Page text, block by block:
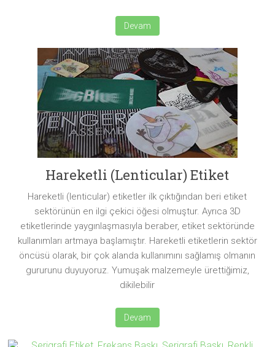
Devam
Hareketli (Lenticular) Etiket
Hareketli (lenticular) etiketler ilk çıktığından beri etiket
sektörünün en ilgi çekici öğesi olmuştur. Ayrıca 3D
etiketlerinde yaygınlaşmasıyla beraber, etiket sektöründe
kullanımları artmaya başlamıştır. Hareketli etiketlerin sektör
öncüsü olarak, bir çok alanda kullanımını sağlamış olmanın
gururunu duyuyoruz. Yumuşak malzemeyle ürettiğimiz,
dikilebilir
Devam